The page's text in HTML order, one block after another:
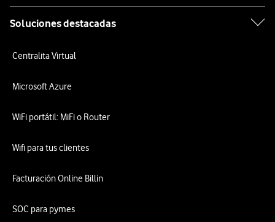
Soluciones destacadas
Centralita Virtual
Microsoft Azure
WiFi portátil: MiFi o Router
Wifi para tus clientes
Facturación Online Billin
SOC para pymes